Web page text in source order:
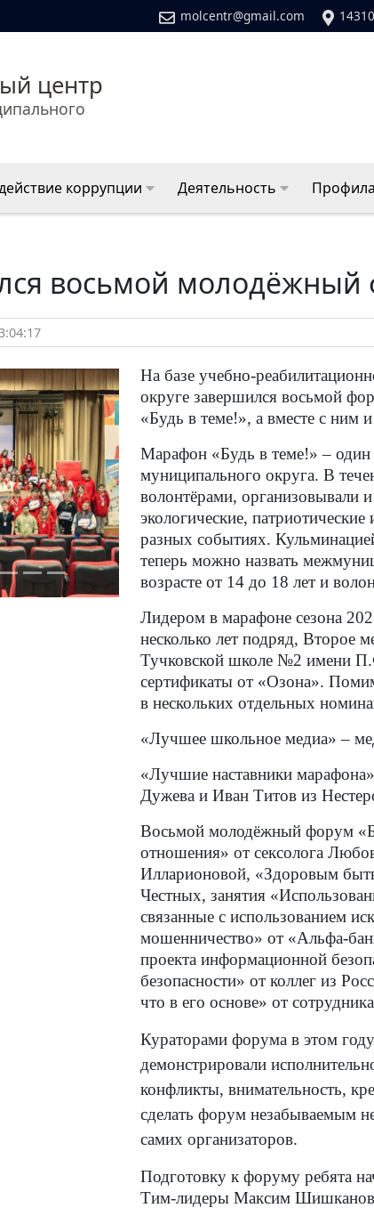
molcentr@gmail.com
центр
коррупции Деятельность
восьмой молодёжный
На базе учебно-
округе завершился восьмой
«Будь в теме!», а вместе с ним
Марафон «Будь в теме!» –
муниципального округа. В
волонтёрами, организовывали
экологические,
разных событиях.
теперь можно назвать
возрасте от 14 до 18 лет и
Лидером в марафоне сезона
несколько лет подряд, Второе
Тучковской школе №2 имени
сертификаты от «Озона».
в нескольких отдельных
«Лучшее школьное медиа» –
«Лучшие наставники
Дужева и Иван Титов из
Восьмой молодёжный форум
отношения» от сексолога
Илларионовой, «Здоровым
Честных, занятия
связанные с использованием
мошенничество» от «Альфа-
проекта информационной
безопасности» от коллег из
что в его основе» от
Кураторами форума в этом
демонстрировали
конфликты, внимательность,
сделать форум незабываемым
самих организаторов.
Подготовку к форуму ребята
Тим-лидеры Максим Шишканов